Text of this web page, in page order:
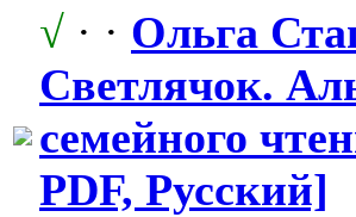
√ · · Ольга
Светлячок.
семейного
PDF, Русский]